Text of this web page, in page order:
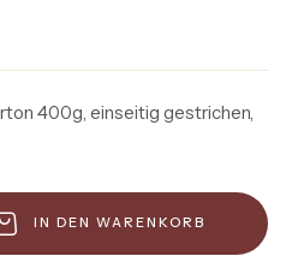
400g, einseitig gestrichen,
IN DEN WARENKORB